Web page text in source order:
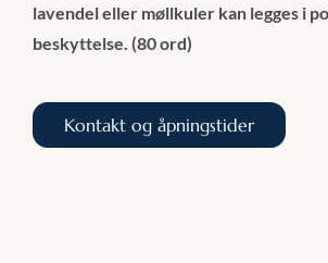
lavendel eller møllkuler kan legges i
beskyttelse. (80 ord)
Kontakt og åpningstider